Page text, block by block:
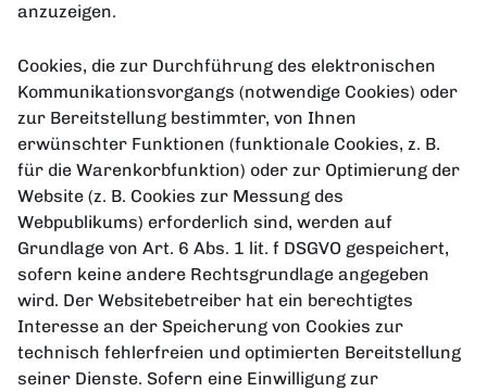
anzuzeigen.
Cookies, die zur Durchführung des elektronischen
Kommunikationsvorgangs (notwendige Cookies) oder
zur Bereitstellung bestimmter, von Ihnen
erwünschter Funktionen (funktionale Cookies, z. B.
für die Warenkorbfunktion) oder zur Optimierung der
Website (z. B. Cookies zur Messung des
Webpublikums) erforderlich sind, werden auf
Grundlage von Art. 6 Abs. 1 lit. f DSGVO gespeichert,
sofern keine andere Rechtsgrundlage angegeben
wird. Der Websitebetreiber hat ein berechtigtes
Interesse an der Speicherung von Cookies zur
technisch fehlerfreien und optimierten Bereitstellung
seiner Dienste. Sofern eine Einwilligung zur